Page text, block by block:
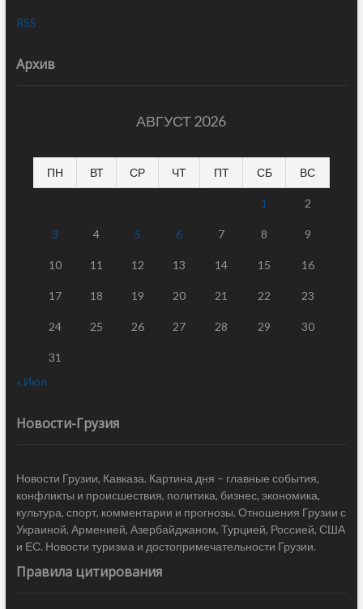
RSS
Архив
АВГУСТ 2026
ПН ВТ СР ЧТ ПТ СБ ВС
1 2
3 4 5 6 7 8 9
10 11 12 13 14 15 16
17 18 19 20 21 22 23
24 25 26 27 28 29 30
31
« Июл
Новости-Грузия
Новости Грузии, Кавказа. Картина дня – главные события,
конфликты и происшествия, политика, бизнес, экономика,
культура, спорт, комментарии и прогнозы. Отношения Грузии с
Украиной, Арменией, Азербайджаном, Турцией, Россией, США
и ЕС. Новости туризма и достопримечательности Грузии.
Правила цитирования